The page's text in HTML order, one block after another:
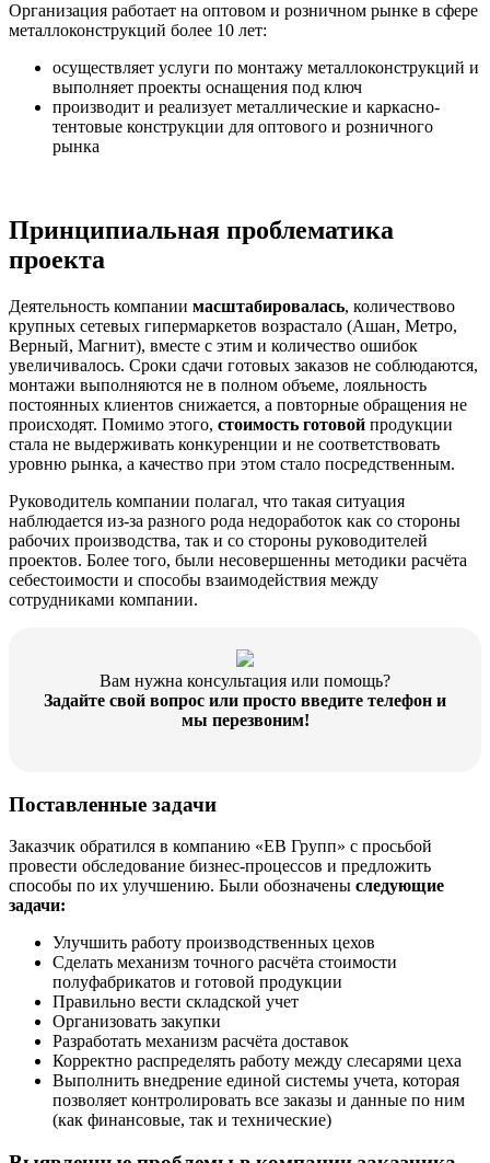
Организация работает на оптовом и розничном рынке в сфере
металлоконструкций более 10 лет:
осуществляет услуги по монтажу металлоконструкций и
выполняет проекты оснащения под ключ
производит и реализует металлические и каркасно-
тентовые конструкции для оптового и розничного
рынка
Принципиальная проблематика
проекта
Деятельность компании масштабировалась, количествово
крупных сетевых гипермаркетов возрастало (Ашан, Метро,
Верный, Магнит), вместе с этим и количество ошибок
увеличивалось. Сроки сдачи готовых заказов не соблюдаются,
монтажи выполняются не в полном объеме, лояльность
постоянных клиентов снижается, а повторные обращения не
происходят. Помимо этого, стоимость готовой продукции
стала не выдерживать конкуренции и не соответствовать
уровню рынка, а качество при этом стало посредственным.
Руководитель компании полагал, что такая ситуация
наблюдается из-за разного рода недоработок как со стороны
рабочих производства, так и со стороны руководителей
проектов. Более того, были несовершенны методики расчёта
себестоимости и способы взаимодействия между
сотрудниками компании.
Вам нужна консультация или помощь?
Задайте свой вопрос или просто введите телефон и
мы перезвоним!
Поставленные задачи
Заказчик обратился в компанию «ЕВ Групп» с просьбой
провести обследование бизнес-процессов и предложить
способы по их улучшению. Были обозначены следующие
задачи:
Улучшить работу производственных цехов
Сделать механизм точного расчёта стоимости
полуфабрикатов и готовой продукции
Правильно вести складской учет
Организовать закупки
Разработать механизм расчёта доставок
Корректно распределять работу между слесарями цеха
Выполнить внедрение единой системы учета, которая
позволяет контролировать все заказы и данные по ним
(как финансовые, так и технические)